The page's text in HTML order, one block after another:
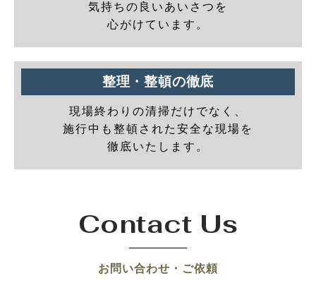
気持ちの良いあいさつを
心がけています。
整理・整頓の徹底
現場終わりの清掃だけでなく、
施行中も整頓された安全な現場を
徹底いたします。
Contact Us
お問い合わせ・ご依頼